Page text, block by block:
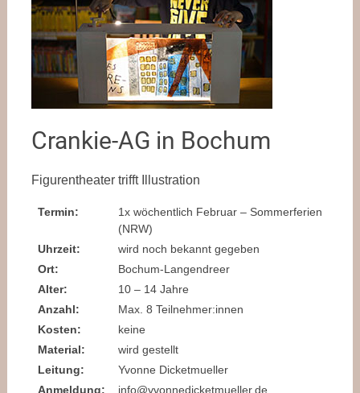
Crankie-AG in Bochum
Figurentheater trifft Illustration
Termin:
1x wöchentlich Februar – Sommerferien
(NRW)
Uhrzeit:
wird noch bekannt gegeben
Ort:
Bochum-Langendreer
Alter:
10 – 14 Jahre
Anzahl:
Max. 8 Teilnehmer:innen
Kosten:
keine
Material:
wird gestellt
Leitung:
Yvonne Dicketmueller
Anmeldung:
info@yvonnedicketmueller.de